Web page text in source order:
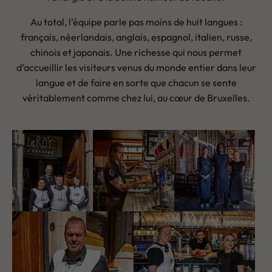
Au total, l’équipe parle pas moins de huit langues :
français, néerlandais, anglais, espagnol, italien, russe,
chinois et japonais. Une richesse qui nous permet
d’accueillir les visiteurs venus du monde entier dans leur
langue et de faire en sorte que chacun se sente
véritablement comme chez lui, au cœur de Bruxelles.